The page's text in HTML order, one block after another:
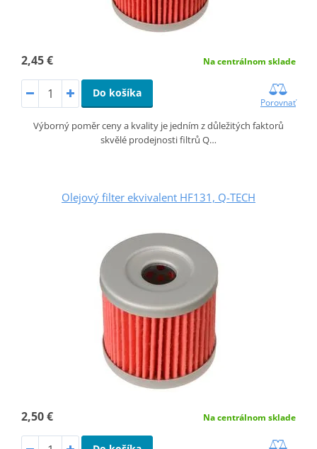
2,45 € Na centrálnom sklade
Do košíka
Porovnať
Výborný poměr ceny a kvality je jedním z důležitých faktorů
skvělé prodejnosti filtrů Q…
Olejový filter ekvivalent HF131, Q-TECH
2,50 € Na centrálnom sklade